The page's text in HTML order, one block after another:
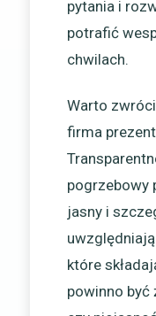
pytania i
potrafić
chwilach.
Warto
firma
pogrzebowy
jasny i
które
powinno być